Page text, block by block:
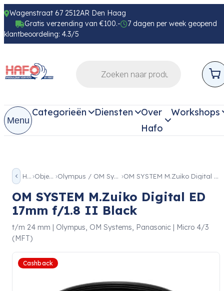
Wagenstraat 67 2512AR Den Haag
Gratis verzending van €100.-
7 dagen per week geopend
klantbeoordeling: 4.3/5
Menu
Categorieën Diensten
Over
Hafo
Workshops
Home Objectieven Olympus / OM System Objectieven OM SYSTEM M.Zuiko Digital ED 17mm f/1.8 II Black
OM SYSTEM M.Zuiko Digital ED
17mm f/1.8 II Black
t/m 24 mm | Olympus, OM Systems, Panasonic | Micro 4/3
(MFT)
Cashback